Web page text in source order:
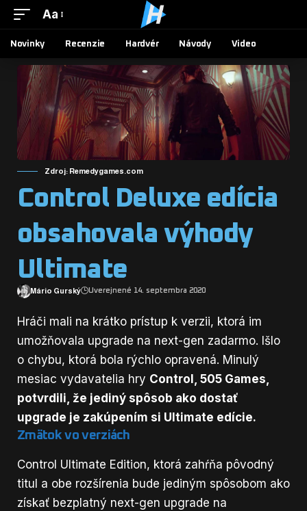
Aa
Novinky Recenzie Hardvér Návody Video
Zdroj: Remedygames.com
Control Deluxe edícia
obsahovala výhody
Ultimate
Mário Gurský Uverejnené 14. septembra 2020
Hráči mali na krátko prístup k verzii, ktorá im
umožňovala upgrade na next-gen zadarmo. Išlo
o chybu, ktorá bola rýchlo opravená. Minulý
mesiac vydavatelia hry Control, 505 Games,
potvrdili, že jediný spôsob ako dostať
upgrade je zakúpením si Ultimate edície.
Zmätok vo verziách
Control Ultimate Edition, ktorá zahŕňa pôvodný
titul a obe rozšírenia bude jediným spôsobom ako
získať bezplatný next-gen upgrade na